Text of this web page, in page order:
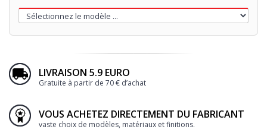
60€
Loading...
LIVRAISON 5.9 EURO
Gratuite à partir de 70 € d’achat
VOUS ACHETEZ DIRECTEMENT DU FABRICANT
vaste choix de modèles, matériaux et finitions.